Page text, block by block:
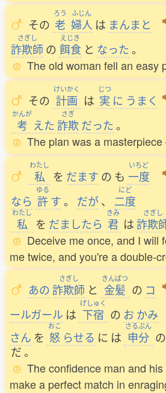
その
ろう
老
ふじん
婦人 は まんまと
さぎし
詐欺師の
えじき
餌食 と なった。
The old woman fell an easy
その
けいかく
計画 は
じつ
実 に うまく
かんが
考 えた
さぎ
詐欺 だった。
The plan was a masterpiece
わたし
私 を だます の も
いちど
一度
なら
ゆる
許す。 だが、
にど
二度
わたし
私 を だましたら
きみ
君 は
さぎし
詐欺
Deceive me once, and I will
me twice, and you're a double-
あの
さぎし
詐欺師 と
きんぱつ
金髪 の コ
ールガール は
げしゅく
下宿 の お かみ
さん を
おこ
怒 らせる に は
さるぶん
申分 の
だ。
The confidence man and
make a perfect match in